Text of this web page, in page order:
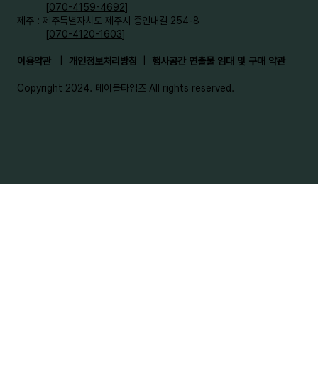
[070-4159-4692]​
제주 : 제주특별자치도 제주시 종인내길 254-8
[070-4120-1603]
이용약관 개인정보처리방침 행사공간 연출물 임대 및 구매 약관
Copyright 2024. 테이블타임즈 All rights reserved.